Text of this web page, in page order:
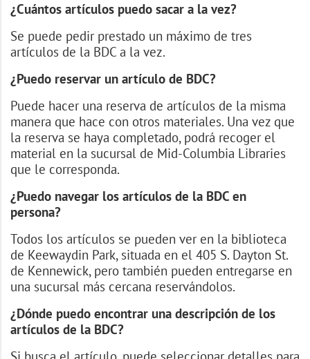
¿Cuántos artículos puedo sacar a la vez?
Se puede pedir prestado un máximo de tres
artículos de la BDC a la vez.
¿Puedo reservar un artículo de BDC?
Puede hacer una reserva de artículos de la misma
manera que hace con otros materiales. Una vez que
la reserva se haya completado, podrá recoger el
material en la sucursal de Mid-Columbia Libraries
que le corresponda.
¿Puedo navegar los artículos de la BDC en
persona?
Todos los artículos se pueden ver en la biblioteca
de Keewaydin Park, situada en el 405 S. Dayton St.
de Kennewick, pero también pueden entregarse en
una sucursal más cercana reservándolos.
¿Dónde puedo encontrar una descripción de los
artículos de la BDC?